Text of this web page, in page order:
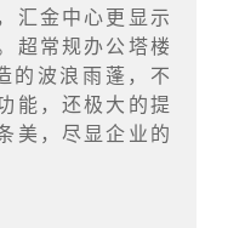
汇金中心更显示
超常规办公塔楼
的波浪雨蓬，不
能，还极大的提
美，尽显企业的